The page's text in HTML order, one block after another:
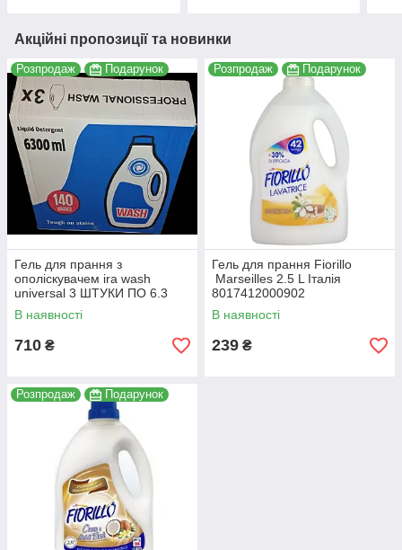
Акційні пропозиції та новинки
Розпродаж Подарунок
Гель для прання з
ополіскувачем ira wash
universal 3 ШТУКИ ПО 6.3
ЛІТРА 420 прань.(КОРОБКА 3
ШТУКИ)
В наявності
710 ₴
Розпродаж Подарунок
Гель для прання Fiorillo
Marseilles 2.5 L Італія
8017412000902
В наявності
239 ₴
Розпродаж Подарунок